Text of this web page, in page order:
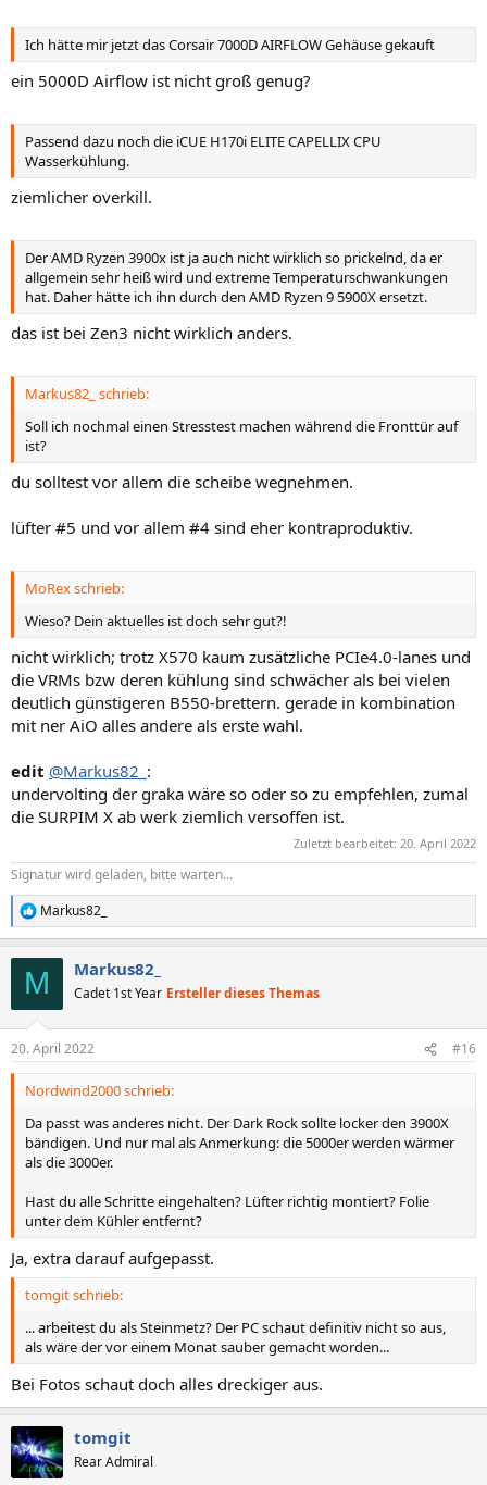
Ich hätte mir jetzt das Corsair 7000D AIRFLOW Gehäuse gekauft
ein 5000D Airflow ist nicht groß genug?
Passend dazu noch die iCUE H170i ELITE CAPELLIX CPU
Wasserkühlung.
ziemlicher overkill.
Der AMD Ryzen 3900x ist ja auch nicht wirklich so prickelnd, da er
allgemein sehr heiß wird und extreme Temperaturschwankungen
hat. Daher hätte ich ihn durch den AMD Ryzen 9 5900X ersetzt.
das ist bei Zen3 nicht wirklich anders.
Markus82_ schrieb:
Soll ich nochmal einen Stresstest machen während die Fronttür auf
ist?
du solltest vor allem die scheibe wegnehmen.
lüfter #5 und vor allem #4 sind eher kontraproduktiv.
MoRex schrieb:
Wieso? Dein aktuelles ist doch sehr gut?!
nicht wirklich; trotz X570 kaum zusätzliche PCIe4.0-lanes und
die VRMs bzw deren kühlung sind schwächer als bei vielen
deutlich günstigeren B550-brettern. gerade in kombination
mit ner AiO alles andere als erste wahl.
edit @Markus82_ :
undervolting der graka wäre so oder so zu empfehlen, zumal
die SURPIM X ab werk ziemlich versoffen ist.
Zuletzt bearbeitet: 20. April 2022
Signatur wird geladen, bitte warten...
R
e
e
n
Markus82_
M Markus82_
Cadet 1st Year Ersteller dieses Themas
20. April 2022 #16
Nordwind2000 schrieb:
Da passt was anderes nicht. Der Dark Rock sollte locker den 3900X
bändigen. Und nur mal als Anmerkung: die 5000er werden wärmer
als die 3000er.
Hast du alle Schritte eingehalten? Lüfter richtig montiert? Folie
unter dem Kühler entfernt?
Ja, extra darauf aufgepasst.
tomgit schrieb:
... arbeitest du als Steinmetz? Der PC schaut definitiv nicht so aus,
als wäre der vor einem Monat sauber gemacht worden...
Bei Fotos schaut doch alles dreckiger aus.
tomgit
Rear Admiral